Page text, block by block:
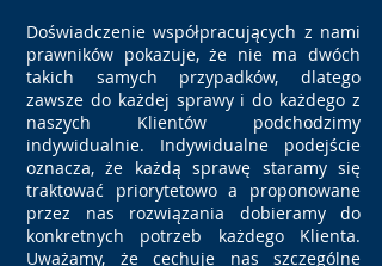
Doświadczenie współpracujących z nami
prawników pokazuje, że nie ma dwóch
takich samych przypadków, dlatego
zawsze do każdej sprawy i do każdego z
naszych Klientów podchodzimy
indywidualnie. Indywidualne podejście
oznacza, że każdą sprawę staramy się
traktować priorytetowo a proponowane
przez nas rozwiązania dobieramy do
konkretnych potrzeb każdego Klienta.
Uważamy, że cechuje nas szczególne